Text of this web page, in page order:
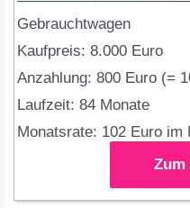
Gebrauchtwagen
Kaufpreis: 8.000 Euro
Anzahlung: 800 Euro (=
Laufzeit: 84 Monate
Monatsrate: 102 Euro im
Zum